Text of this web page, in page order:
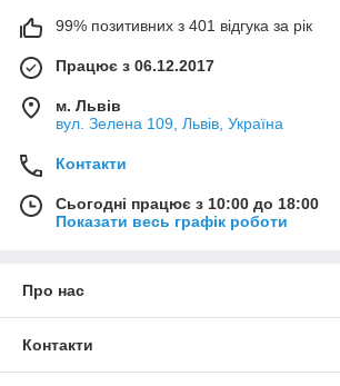
99% позитивних з 401 відгука за рік
Працює з 06.12.2017
м. Львів
вул. Зелена 109, Львів, Україна
Контакти
Сьогодні працює з 10:00 до 18:00
Показати весь графік роботи
Про нас
Контакти